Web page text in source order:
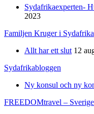
Sydafrikaexperten-
2023
Familjen Kruger i Sydafrika
Allt har ett slut 12
Sydafrikabloggen
Ny konsul och ny
FREEDOMtravel –